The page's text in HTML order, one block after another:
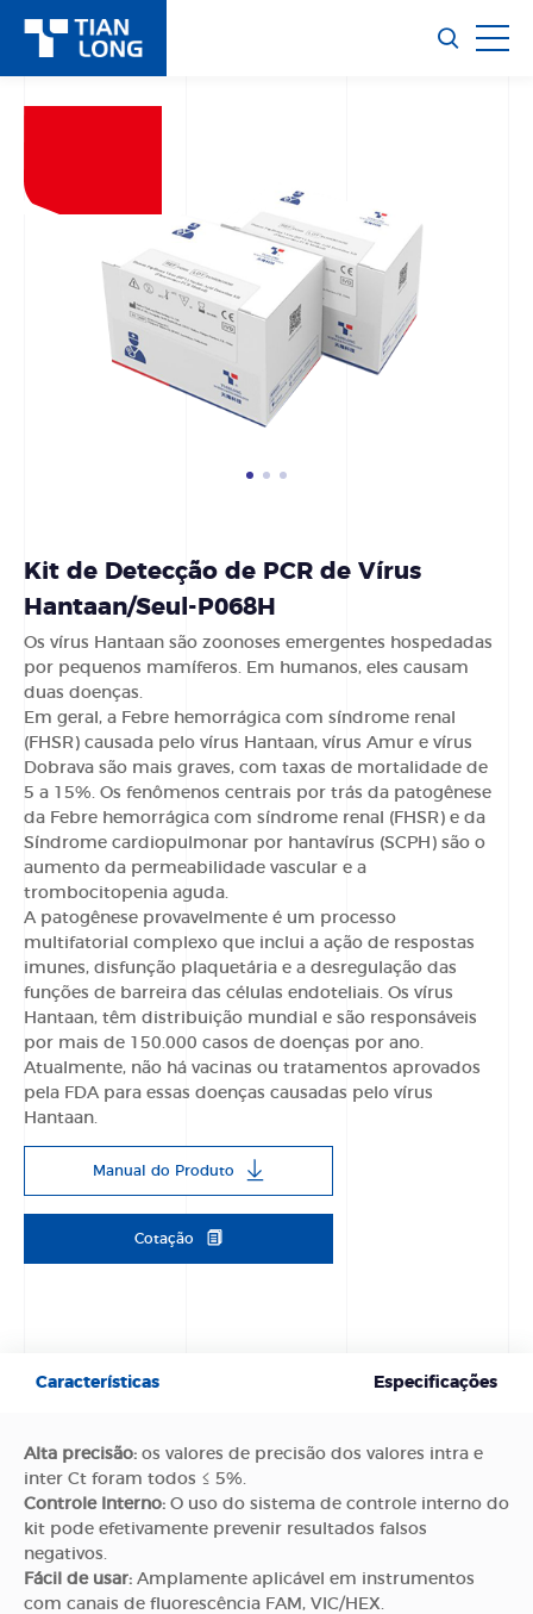
Kit de Detecção de PCR de Vírus
Hantaan/Seul-P068H
Os vírus Hantaan são zoonoses emergentes hospedadas
por pequenos mamíferos. Em humanos, eles causam
duas doenças.
Em geral, a Febre hemorrágica com síndrome renal
(FHSR) causada pelo vírus Hantaan, vírus Amur e vírus
Dobrava são mais graves, com taxas de mortalidade de
5 a 15%. Os fenômenos centrais por trás da patogênese
da Febre hemorrágica com síndrome renal (FHSR) e da
Síndrome cardiopulmonar por hantavírus (SCPH) são o
aumento da permeabilidade vascular e a
trombocitopenia aguda.
A patogênese provavelmente é um processo
multifatorial complexo que inclui a ação de respostas
imunes, disfunção plaquetária e a desregulação das
funções de barreira das células endoteliais. Os vírus
Hantaan, têm distribuição mundial e são responsáveis
por mais de 150.000 casos de doenças por ano.
Atualmente, não há vacinas ou tratamentos aprovados
pela FDA para essas doenças causadas pelo vírus
Hantaan.
Manual do Produto
Cotação
Características Especificações
Alta precisão: os valores de precisão dos valores intra e
inter Ct foram todos ≤ 5%.
Controle Interno: O uso do sistema de controle interno do
kit pode efetivamente prevenir resultados falsos
negativos.
Fácil de usar: Amplamente aplicável em instrumentos
com canais de fluorescência FAM, VIC/HEX.